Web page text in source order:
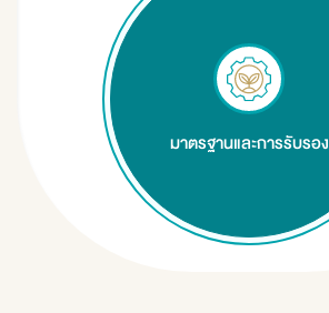
มาตรฐานและการรับรอง